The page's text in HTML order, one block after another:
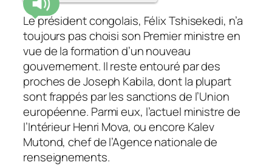
Le président congolais, Félix Tshisekedi, n’a
toujours pas choisi son Premier ministre en
vue de la formation d’un nouveau
gouvernement. Il reste entouré par des
proches de Joseph Kabila, dont la plupart
sont frappés par les sanctions de l’Union
européenne. Parmi eux, l’actuel ministre de
l’Intérieur Henri Mova, ou encore Kalev
Mutond, chef de l’Agence nationale de
renseignements.